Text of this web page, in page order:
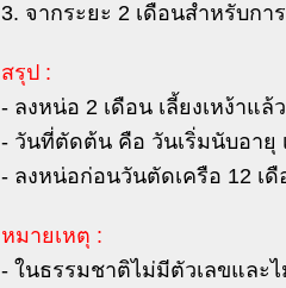
3. จากระยะ 2 เดือนสำหรับก
สรุป :
- ลงหน่อ 2 เดือน เลี้ยงเหง้าแ
- วันที่ตัดต้น คือ วันเริ่มนับอายุ
- ลงหน่อก่อนวันตัดเครือ 12 เดื
หมายเหตุ :
- ในธรรมชาติไม่มีตัวเลขและ